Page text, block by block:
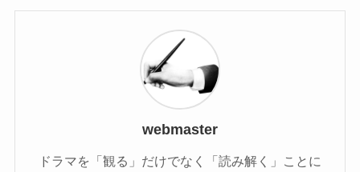
webmaster
ドラマを「観る」だけでなく「読み解く」ことに